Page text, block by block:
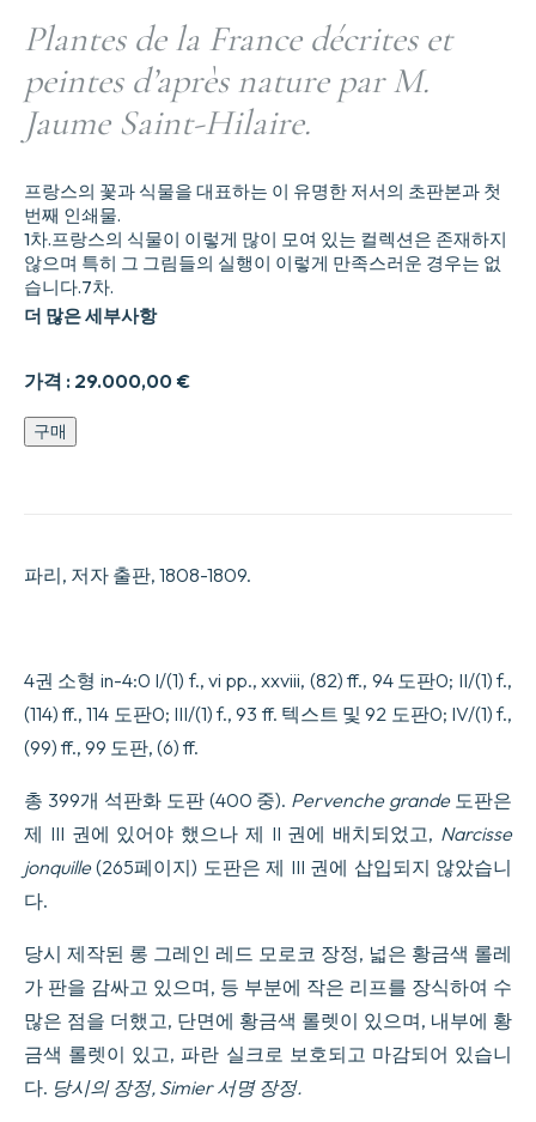
Plantes de la France décrites et
peintes d’après nature par M.
Jaume Saint-Hilaire.
가격 : 29.000,00 €
프랑스의 꽃과 식물을 대표하는 이 유명한 저서의 초판본과 첫
번째 인쇄물.
1차.프랑스의 식물이 이렇게 많이 모여 있는 컬렉션은 존재하지
않으며 특히 그 그림들의 실행이 이렇게 만족스러운 경우는 없
습니다.7차.
더 많은 세부사항
Plantes
de
d’après
Saint-
Hilaire.
수
량
구매
파리, 저자 출판, 1808-1809.
4권 소형 in-4:0 I/(1) f., vi pp., xxviii, (82) ff., 94 도판0; II/(1) f.,
(114) ff., 114 도판0; III/(1) f., 93 ff. 텍스트 및 92 도판0; IV/(1) f.,
(99) ff., 99 도판, (6) ff.
총 399개 석판화 도판 (400 중). Pervenche grande도판은
제 III 권에 있어야 했으나 제 II 권에 배치되었고, Narcisse
jonquille(265페이지) 도판은 제 III 권에 삽입되지 않았습니
다.
당시 제작된 롱 그레인 레드 모로코 장정, 넓은 황금색 롤레
가 판을 감싸고 있으며, 등 부분에 작은 리프를 장식하여 수
많은 점을 더했고, 단면에 황금색 롤렛이 있으며, 내부에 황
금색 롤렛이 있고, 파란 실크로 보호되고 마감되어 있습니
다. 당시의 장정, Simier 서명 장정.